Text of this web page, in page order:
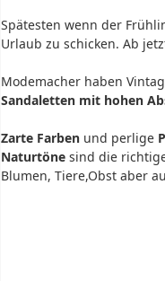
Spätesten wenn der
Urlaub zu schicken. Ab
Modemacher haben
Sandaletten mit hohen
Zarte Farben und perlige
Naturtöne sind die
Blumen, Tiere,Obst aber